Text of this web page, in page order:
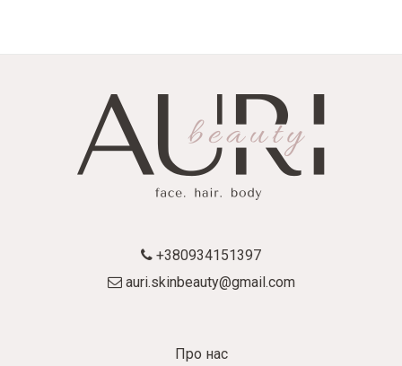
+380934151397
auri.skinbeauty@gmail.com
Про нас